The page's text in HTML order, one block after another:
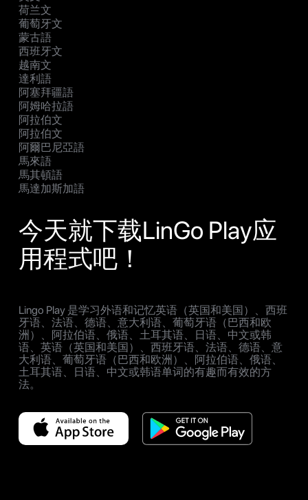
荷兰文
葡萄牙文
蒙古語
西班牙文
越南文
達利語
阿塞拜疆語
阿姆哈拉語
阿拉伯文
阿拉伯文
阿爾巴尼亞語
馬來語
馬其頓語
馬達加斯加語
今天就下载LinGo Play应
用程式吧！
Lingo Play 是学习外语和记忆英语（英国和美国）、西班
牙语、法语、德语、意大利语、葡萄牙语（巴西和欧
洲）、阿拉伯语、俄语、土耳其语、日语、中文或韩
语、英语（英国和美国）、西班牙语、法语、德语、意
大利语、葡萄牙语（巴西和欧洲）、阿拉伯语、俄语、
土耳其语、日语、中文或韩语单词的有趣而有效的方
法。